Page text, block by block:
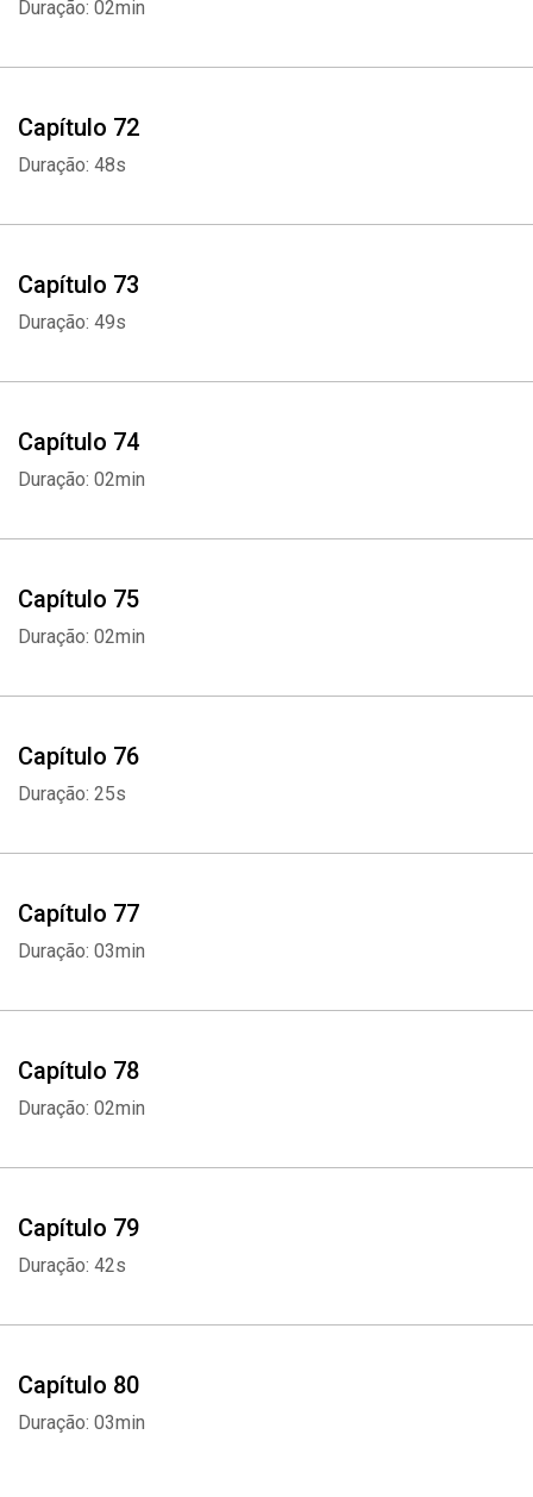
Duração: 02min
Capítulo 72
Duração: 48s
Capítulo 73
Duração: 49s
Capítulo 74
Duração: 02min
Capítulo 75
Duração: 02min
Capítulo 76
Duração: 25s
Capítulo 77
Duração: 03min
Capítulo 78
Duração: 02min
Capítulo 79
Duração: 42s
Capítulo 80
Duração: 03min